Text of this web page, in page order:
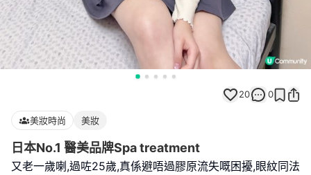
20 0
美妝時尚 美妝
日本No.1 醫美品牌Spa treatment
又老一歲喇,過咗25歲,真係避唔過膠原流失嘅困擾,眼紋同法